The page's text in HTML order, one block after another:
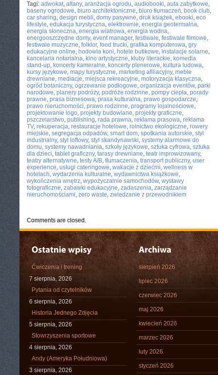
Tagi: adwokat, altany, aranżacja ogrodu, audiobooki, auta zabytkowe,
baseny ogrodowe, biuro architektoniczne, biuro tłumaczeń, book club,
car sharing, design mebli, domy pasywne, druk książek, ebooki, eco
lifestyle, edukacja turystyczna, elektrownie, energia geotermalna,
energia słoneczna, energia wiatrowa, energia wodna,
energooszczędne domy, event manager, festiwale, festiwale filmowe,
festiwale muzyczne, folklor, food trucki, grafika komputerowa, gry
edukacyjne online, hodowla koni, hotele butikowe, instalacje solarne,
kancelaria notarialna, kino artystyczne, kluby literackie, komedia
stand-up, koncerty kameralne, koncerty plenerowe, kultura ludowa,
kursy językowe, mapy turystyczne, marketing afiliacyjny, meble
drewniane, mediacje, miejsca rekreacyjne, motoryzacja klasyczna,
ogród botaniczny, ogrzewanie podłogowe, organizacja eventów, parki
narodowe, planery podróży, podróże rodzinne, pompy ciepła, porady
prawne, prasa biznesowa, prasa kulturalna, prawo gospodarcze,
prawo nieruchomości, prawo rodzinne, programy lojalnościowe,
projektowanie logo, projekty budowlane, projekty graficzne,
pszczelarstwo, publishing, rada prawna, reklama prasowa, reklama
TV, rekuperacja, restauracje hotelowe, rolnictwo ekologiczne, rowery
miejskie, segregacja odpadów, smart dom, spotkania autorskie, styl
industrialny, styl loftowy, styl skandynawski, systemy alarmowe do
domu, systemy nawadniania, szkoły językowe, sztuka cyfrowa, sztuka
dla dzieci, tablet graficzny, tarasy drewniane, teatr improwizowany,
teatry alternatywne, testy A/B, tłumaczenia, transport publiczny, user
experience, usługi cateringowe, wakacje z dziećmi, wellness w
hotelach, wydarzenia kulturalne, wydawnictwa książkowe,
wykończenia wnętrz, wypożyczalnie samochodów, wystawy
fotograficzne, zabawki edukacyjne, zadaszenia, zarządzanie
nieruchomościami, zero waste, zwiedzanie z przewodnikiem
Comments are closed.
Ćwiczenia i trening
7 sierpnia, 2026
Pytania od czytelników
6 sierpnia, 2026
Historia Jednego Zdjęcia
5 sierpnia, 2026
Stowrzyszenia sportowe
4 sierpnia, 2026
Andy (Ameryka Południowa)
3 sierpnia, 2026
sierpień 2026
lipiec 2026
czerwiec 2026
maj 2026
kwiecień 2026
marzec 2026
luty 2026
styczeń 2026